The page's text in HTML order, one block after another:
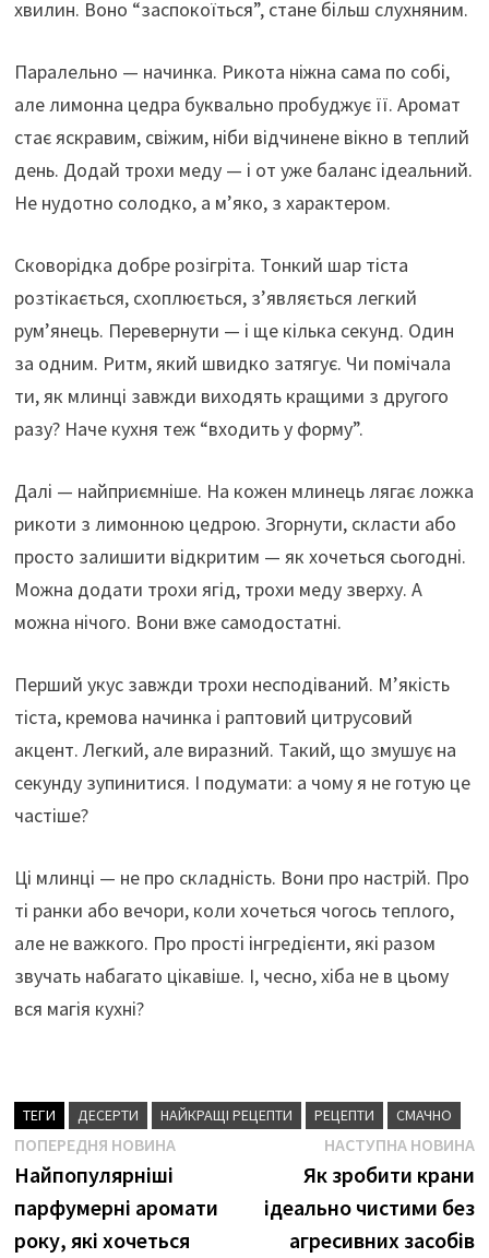
хвилин. Воно “заспокоїться”, стане більш слухняним.
Паралельно — начинка. Рикота ніжна сама по собі,
але лимонна цедра буквально пробуджує її. Аромат
стає яскравим, свіжим, ніби відчинене вікно в теплий
день. Додай трохи меду — і от уже баланс ідеальний.
Не нудотно солодко, а м’яко, з характером.
Сковорідка добре розігріта. Тонкий шар тіста
розтікається, схоплюється, з’являється легкий
рум’янець. Перевернути — і ще кілька секунд. Один
за одним. Ритм, який швидко затягує. Чи помічала
ти, як млинці завжди виходять кращими з другого
разу? Наче кухня теж “входить у форму”.
Далі — найприємніше. На кожен млинець лягає ложка
рикоти з лимонною цедрою. Згорнути, скласти або
просто залишити відкритим — як хочеться сьогодні.
Можна додати трохи ягід, трохи меду зверху. А
можна нічого. Вони вже самодостатні.
Перший укус завжди трохи несподіваний. М’якість
тіста, кремова начинка і раптовий цитрусовий
акцент. Легкий, але виразний. Такий, що змушує на
секунду зупинитися. І подумати: а чому я не готую це
частіше?
Ці млинці — не про складність. Вони про настрій. Про
ті ранки або вечори, коли хочеться чогось теплого,
але не важкого. Про прості інгредієнти, які разом
звучать набагато цікавіше. І, чесно, хіба не в цьому
вся магія кухні?
ТЕГИ ДЕСЕРТИ НАЙКРАЩІ РЕЦЕПТИ РЕЦЕПТИ СМАЧНО
Навігація
записів
ПОПЕРЕДНЯ НОВИНАПопередня
Найпопулярніші
парфумерні аромати
року, які хочеться
НАСТУПНА НОВИНА
Як зробити крани
ідеально чистими без
агресивних засобів